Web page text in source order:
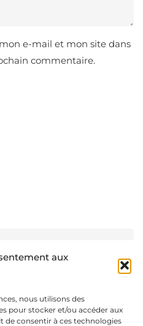
aux
nous utilisons des
pour stocker et/ou accéder aux
de consentir à ces technologies
e-mail et mon site dans
commentaire.